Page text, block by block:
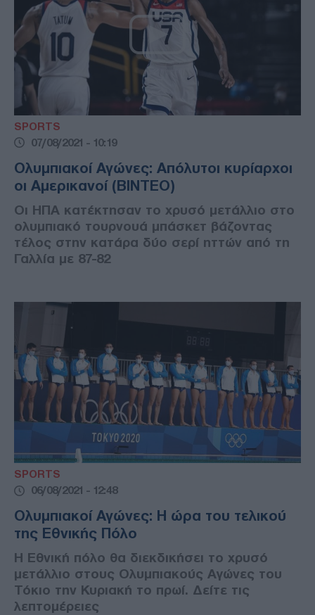
SPORTS
07/08/2021 - 10:19
Ολυμπιακοί Αγώνες: Απόλυτοι κυρίαρχοι
οι Αμερικανοί (ΒΙΝΤΕΟ)
Οι ΗΠΑ κατέκτησαν το χρυσό μετάλλιο στο
ολυμπιακό τουρνουά μπάσκετ βάζοντας
τέλος στην κατάρα δύο σερί ηττών από τη
Γαλλία με 87-82
SPORTS
06/08/2021 - 12:48
Ολυμπιακοί Αγώνες: Η ώρα του τελικού
της Εθνικής Πόλο
Η Εθνική πόλο θα διεκδικήσει το χρυσό
μετάλλιο στους Ολυμπιακούς Αγώνες του
Τόκιο την Κυριακή το πρωί. Δείτε τις
λεπτομέρειες